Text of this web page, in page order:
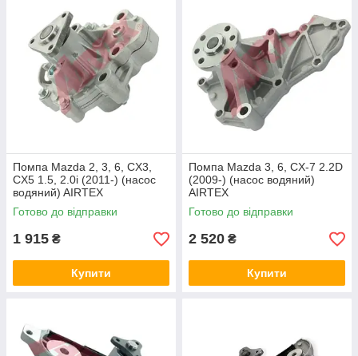
Помпа Mazda 2, 3, 6, CX3,
CX5 1.5, 2.0i (2011-) (насос
водяний) AIRTEX
Готово до відправки
1 915 ₴
Купити
Помпа Mazda 3, 6, CX-7 2.2D
(2009-) (насос водяний)
AIRTEX
Готово до відправки
2 520 ₴
Купити